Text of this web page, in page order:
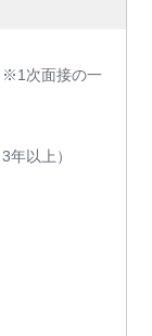
※1次面接の一
年以上）